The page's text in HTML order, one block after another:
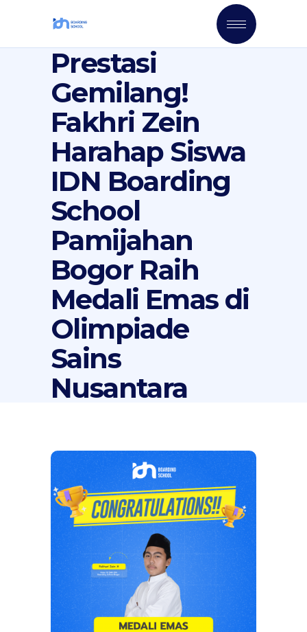
Prestasi
Gemilang!
Fakhri Zein
Harahap Siswa
IDN Boarding
School
Pamijahan
Bogor Raih
Medali Emas di
Olimpiade
Sains
Nusantara